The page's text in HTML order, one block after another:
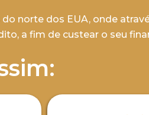
norte dos EUA, onde
a fim de custear o seu